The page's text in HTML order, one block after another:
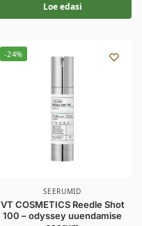
Loe edasi
-24%
SEERUMID
VT COSMETICS Reedle Shot
100 – odyssey uuendamise